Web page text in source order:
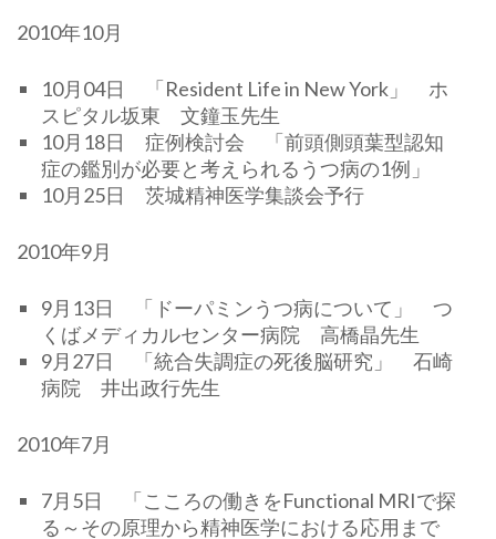
2010年10月
10月04日 「Resident Life in New York」 ホ
スピタル坂東 文鐘玉先生
10月18日 症例検討会 「前頭側頭葉型認知
症の鑑別が必要と考えられるうつ病の1例」
10月25日 茨城精神医学集談会予行
2010年9月
9月13日 「ドーパミンうつ病について」 つ
くばメディカルセンター病院 高橋晶先生
9月27日 「統合失調症の死後脳研究」 石崎
病院 井出政行先生
2010年7月
7月5日 「こころの働きをFunctional MRIで探
る～その原理から精神医学における応用まで